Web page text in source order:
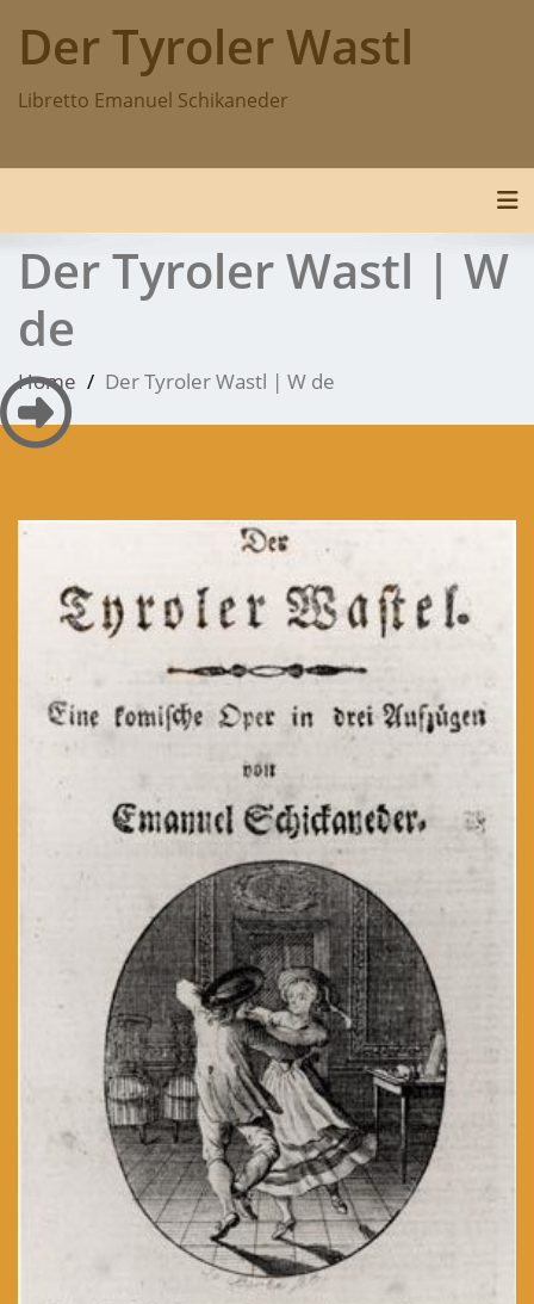
content
Der Tyroler Wastl
Libretto Emanuel Schikaneder
Der Tyroler Wastl | W
de
Home Der Tyroler Wastl | W de